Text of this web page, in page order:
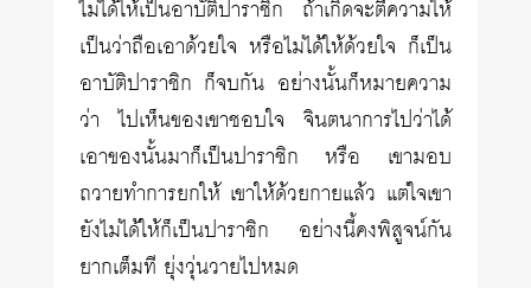
ไม่ได้ให้เป็นอาบัติปาราชิก ถ้าเกิดจะตีความให้
เป็นว่าถือเอาด้วยใจ หรือไม่ได้ให้ด้วยใจ ก็เป็น
อาบัติปาราชิก ก็จบกัน อย่างนั้นก็หมายความ
ว่า ไปเห็นของเขาชอบใจ จินตนาการไปว่าได้
เอาของนั้นมาก็เป็นปาราชิก หรือ เขามอบ
ถวายทำการยกให้ เขาให้ด้วยกายแล้ว แต่ใจเขา
ยังไม่ได้ให้ก็เป็นปาราชิก อย่างนี้คงพิสูจน์กัน
ยากเต็มที ยุ่งวุ่นวายไปหมด